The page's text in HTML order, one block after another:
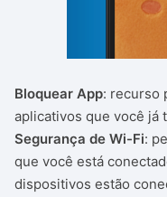
Bloquear App: recurso
aplicativos que você já
Segurança de Wi-Fi:
que você está
dispositivos estão